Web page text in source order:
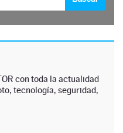
con toda la actualidad
tecnología, seguridad,